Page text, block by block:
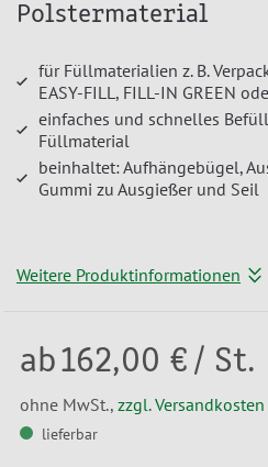
Polstermaterial
für Füllmaterialien z. B.
EASY-FILL, FILL-IN GREEN
einfaches und schnelles
Füllmaterial
beinhaltet: Aufhängebügel,
Gummi zu Ausgießer und Seil
Weitere Produktinformationen
ab162,00 € / St.
ohne MwSt., zzgl. Versandkosten
lieferbar